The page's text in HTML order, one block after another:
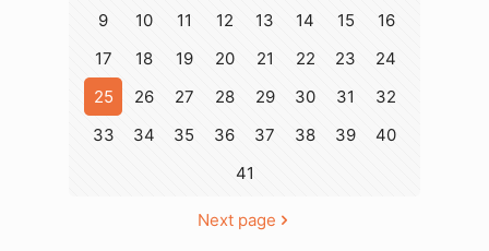
9
10 11 12 13 14 15
16
17
18 19 20 21 22 23
24
25
26 27 28 29 30 31
32
33
34 35 36 37 38 39
40
41
Next page